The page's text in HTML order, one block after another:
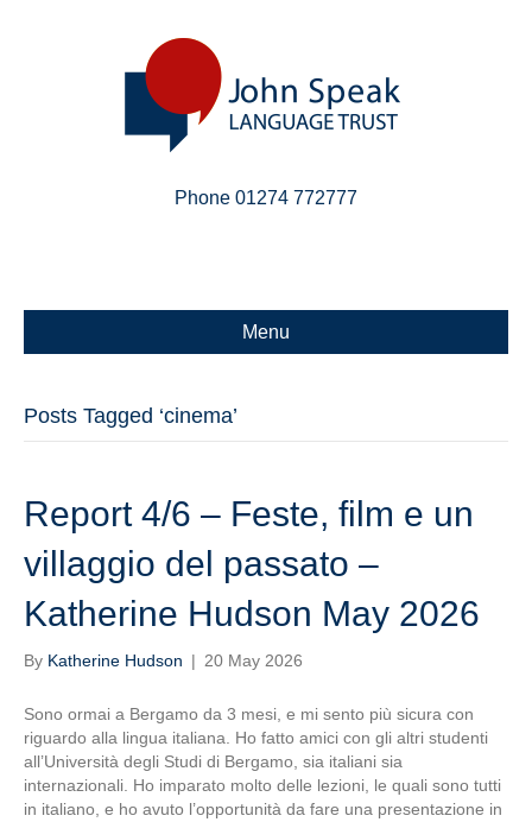
Phone 01274 772777
Menu
Posts Tagged ‘cinema’
Report 4/6 – Feste, film e un
villaggio del passato –
Katherine Hudson May 2026
By Katherine Hudson | 20 May 2026
Sono ormai a Bergamo da 3 mesi, e mi sento più sicura con
riguardo alla lingua italiana. Ho fatto amici con gli altri studenti
all’Università degli Studi di Bergamo, sia italiani sia
internazionali. Ho imparato molto delle lezioni, le quali sono tutti
in italiano, e ho avuto l’opportunità da fare una presentazione in